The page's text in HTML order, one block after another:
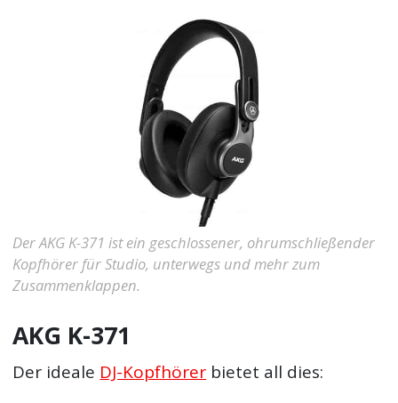
Der AKG K-371 ist ein geschlossener, ohrumschließender
Kopfhörer für Studio, unterwegs und mehr zum
Zusammenklappen.
AKG K-371
Der ideale DJ-Kopfhörer bietet all dies: